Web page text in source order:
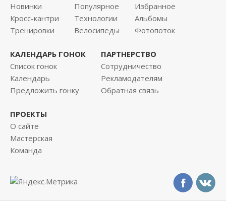
Новинки
Кросс-кантри
Тренировки
Популярное
Технологии
Велосипеды
Избранное
Альбомы
Фотопоток
КАЛЕНДАРЬ ГОНОК
Список гонок
Календарь
Предложить гонку
ПАРТНЕРСТВО
Сотрудничество
Рекламодателям
Обратная связь
ПРОЕКТЫ
О сайте
Мастерская
Команда